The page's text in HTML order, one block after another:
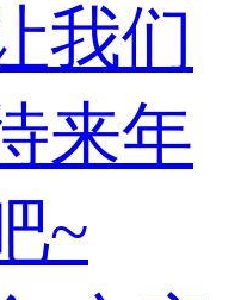
我们
来年
~